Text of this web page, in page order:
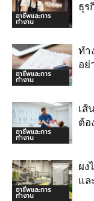
อาชีพและการ
ทำงาน
ธุร
อาชีพและการ
ทำงาน
ทำ
อย่
อาชีพและการ
ทำงาน
เส้
ต้อ
อาชีพและการ
ทำงาน
ผง
แล